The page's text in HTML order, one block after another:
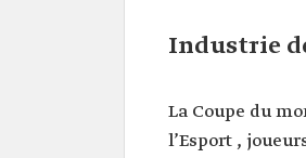
Industrie
La Coupe du
l’Esport ,